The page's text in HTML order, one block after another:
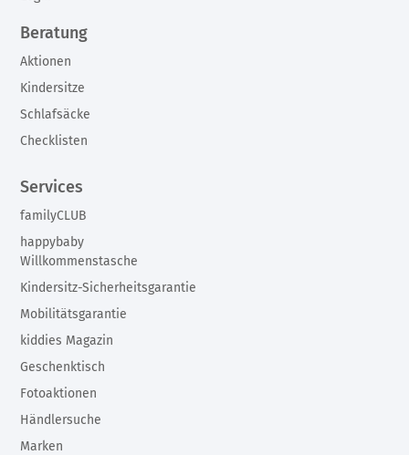
Beratung
Aktionen
Kindersitze
Schlafsäcke
Checklisten
Services
familyCLUB
happybaby
Willkommenstasche
Kindersitz-Sicherheitsgarantie
Mobilitätsgarantie
kiddies Magazin
Geschenktisch
Fotoaktionen
Händlersuche
Marken